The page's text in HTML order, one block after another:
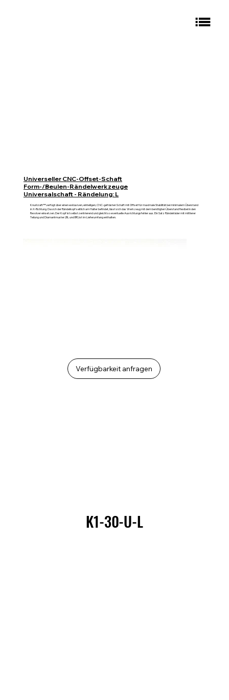
Universeller CNC-Offset-Schaft
Form-/Beulen-Rändelwerkzeuge
Universalschaft - Rändelung: L
Knurlcraft™ verfügt über einen exklusiven, einteiligen, CNC-gefrästen Schaft mit Offset für maximale Stabilität bei minimalem Überstand
in X-Richtung. Da sich der Rändelkopf seitlich am Halter befindet, lässt sich das Werkzeug mit dem benötigten Überstand flexibel in den
Revolver einsetzen. Der Kopf ist selbstzentrierend und gleicht so eventuelle Ausrichtungsfehler aus. Ein Satz Rändelräder mit mittlerer
Teilung und Diamantmuster (BL und BR) ist im Lieferumfang enthalten.
Verfügbarkeit anfragen
K1-30-U-L
K1-30-U-L